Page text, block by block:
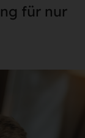
für nur